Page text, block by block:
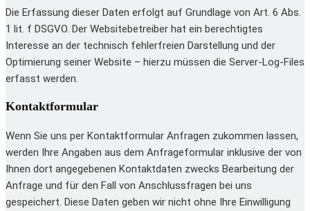
Die Erfassung dieser Daten erfolgt auf Grundlage von Art. 6 Abs.
1 lit. f DSGVO. Der Websitebetreiber hat ein berechtigtes
Interesse an der technisch fehlerfreien Darstellung und der
Optimierung seiner Website – hierzu müssen die Server-Log-Files
erfasst werden.
Kontaktformular
Wenn Sie uns per Kontaktformular Anfragen zukommen lassen,
werden Ihre Angaben aus dem Anfrageformular inklusive der von
Ihnen dort angegebenen Kontaktdaten zwecks Bearbeitung der
Anfrage und für den Fall von Anschlussfragen bei uns
gespeichert. Diese Daten geben wir nicht ohne Ihre Einwilligung